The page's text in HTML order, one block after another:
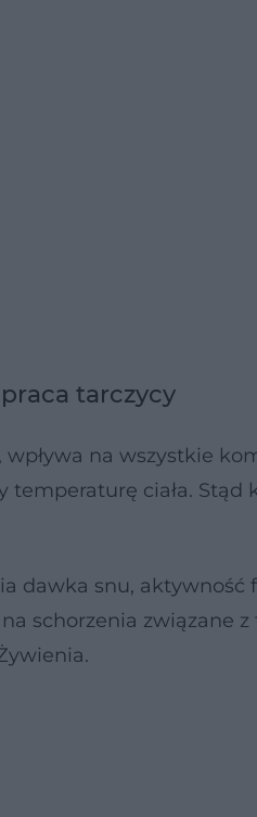
tarczycy
na wszystkie
ciała. Stąd
dawka snu, aktywność
schorzenia związane z